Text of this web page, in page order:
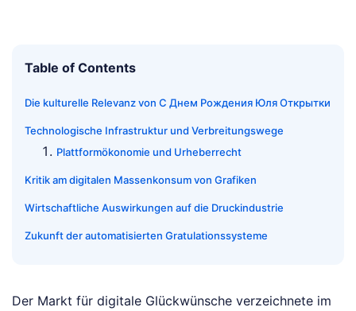
Table of Contents
Die kulturelle Relevanz von С Днем Рождения Юля Открытки
Technologische Infrastruktur und Verbreitungswege
Plattformökonomie und Urheberrecht
Kritik am digitalen Massenkonsum von Grafiken
Wirtschaftliche Auswirkungen auf die Druckindustrie
Zukunft der automatisierten Gratulationssysteme
Der Markt für digitale Glückwünsche verzeichnete im